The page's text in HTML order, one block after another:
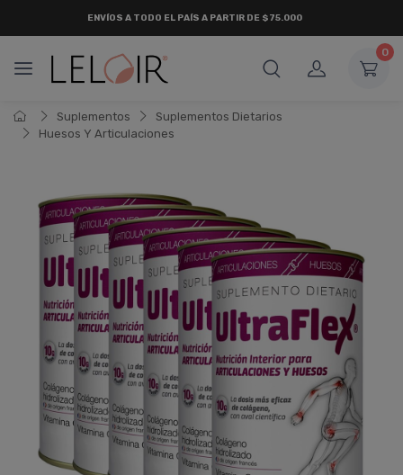
ENVÍOS A TODO EL PAÍS A PARTIR DE $75.000
0
Suplementos
Suplementos Dietarios
Huesos Y Articulaciones